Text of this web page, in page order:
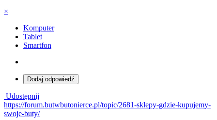
×
Komputer
Tablet
Smartfon
Dodaj odpowiedź
Udostępnij
https://forum.butwbutonierce.pl/topic/2681-sklepy-gdzie-kupujemy-
swoje-buty/